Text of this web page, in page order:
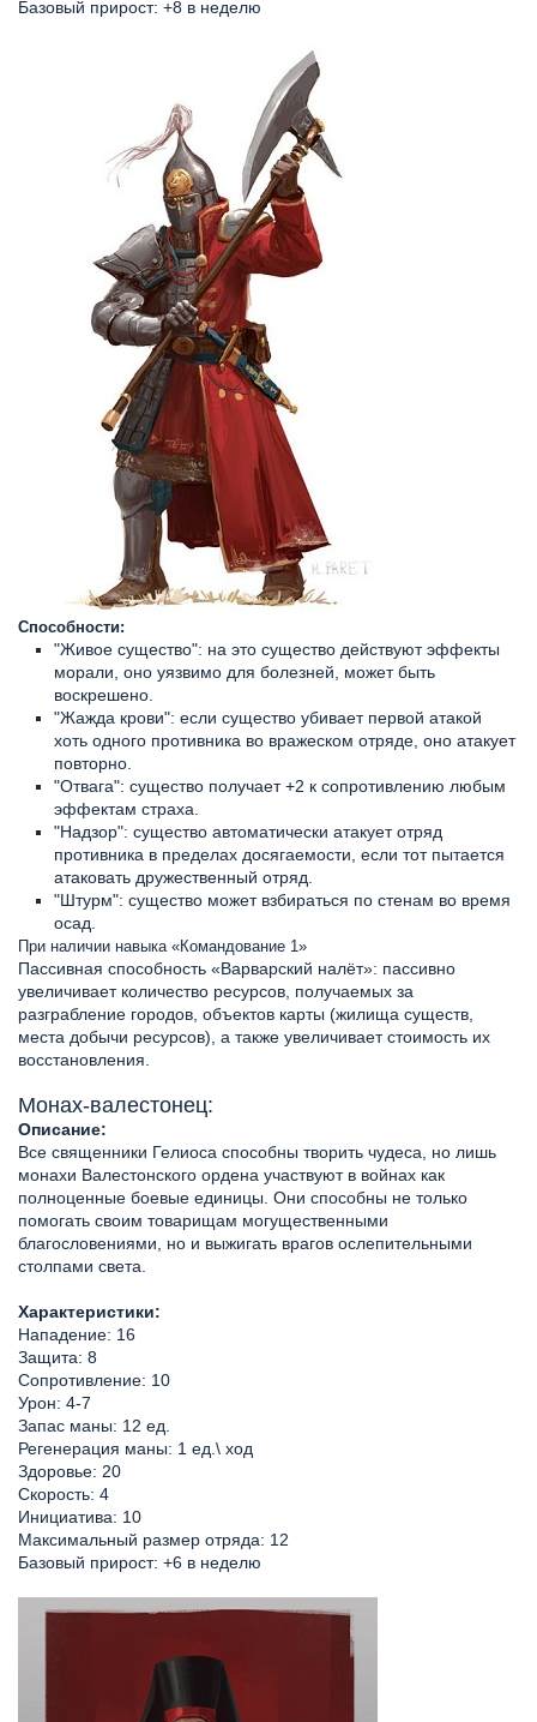
Базовый прирост: +8 в неделю
Способности:
"Живое существо": на это существо действуют эффекты
морали, оно уязвимо для болезней, может быть
воскрешено.
"Жажда крови": если существо убивает первой атакой
хоть одного противника во вражеском отряде, оно атакует
повторно.
"Отвага": существо получает +2 к сопротивлению любым
эффектам страха.
"Надзор": существо автоматически атакует отряд
противника в пределах досягаемости, если тот пытается
атаковать дружественный отряд.
"Штурм": существо может взбираться по стенам во время
осад.
При наличии навыка «Командование 1»
Пассивная способность «Варварский налёт»: пассивно
увеличивает количество ресурсов, получаемых за
разграбление городов, объектов карты (жилища существ,
места добычи ресурсов), а также увеличивает стоимость их
восстановления.
Монах-валестонец:
Описание:
Все священники Гелиоса способны творить чудеса, но лишь
монахи Валестонского ордена участвуют в войнах как
полноценные боевые единицы. Они способны не только
помогать своим товарищам могущественными
благословениями, но и выжигать врагов ослепительными
столпами света.
Характеристики:
Нападение: 16
Защита: 8
Сопротивление: 10
Урон: 4-7
Запас маны: 12 ед.
Регенерация маны: 1 ед.\ ход
Здоровье: 20
Скорость: 4
Инициатива: 10
Максимальный размер отряда: 12
Базовый прирост: +6 в неделю